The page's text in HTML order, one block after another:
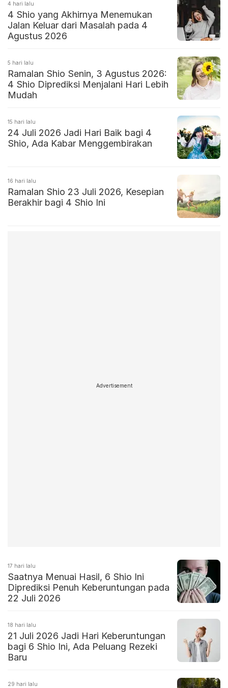
4 hari lalu
4 Shio yang Akhirnya Menemukan
Jalan Keluar dari Masalah pada 4
Agustus 2026
5 hari lalu
Ramalan Shio Senin, 3 Agustus 2026:
4 Shio Diprediksi Menjalani Hari Lebih
Mudah
15 hari lalu
24 Juli 2026 Jadi Hari Baik bagi 4
Shio, Ada Kabar Menggembirakan
16 hari lalu
Ramalan Shio 23 Juli 2026, Kesepian
Berakhir bagi 4 Shio Ini
Advertisement
17 hari lalu
Saatnya Menuai Hasil, 6 Shio Ini
Diprediksi Penuh Keberuntungan pada
22 Juli 2026
18 hari lalu
21 Juli 2026 Jadi Hari Keberuntungan
bagi 6 Shio Ini, Ada Peluang Rezeki
Baru
29 hari lalu